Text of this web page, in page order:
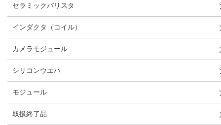
セラミックバリスタ
インダクタ（コイル）
カメラモジュール
シリコンウエハ
モジュール
取扱終了品